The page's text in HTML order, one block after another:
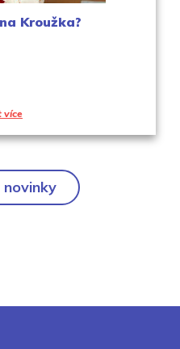
Kroužka?
více
novinky